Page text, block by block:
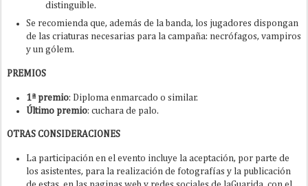
distinguible.
Se recomienda que, además de la banda, los jugadores dispongan
de las criaturas necesarias para la campaña: necrófagos, vampiros
y un gólem.
PREMIOS
1ª premio: Diploma enmarcado o similar.
Último premio: cuchara de palo.
OTRAS CONSIDERACIONES
La participación en el evento incluye la aceptación, por parte de
los asistentes, para la realización de fotografías y la publicación